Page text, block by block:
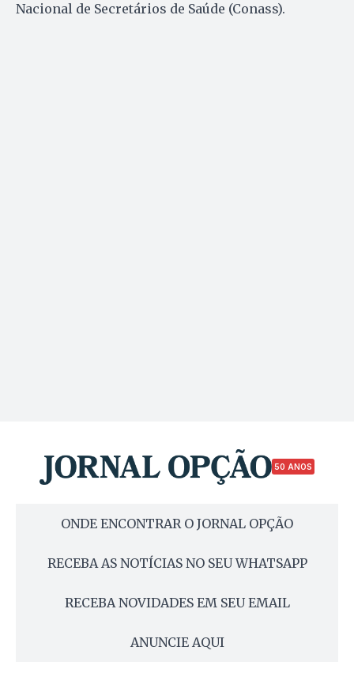
Nacional de Secretários de Saúde (Conass).
50 ANOS
ONDE ENCONTRAR O JORNAL OPÇÃO
RECEBA AS NOTÍCIAS NO SEU WHATSAPP
RECEBA NOVIDADES EM SEU EMAIL
ANUNCIE AQUI